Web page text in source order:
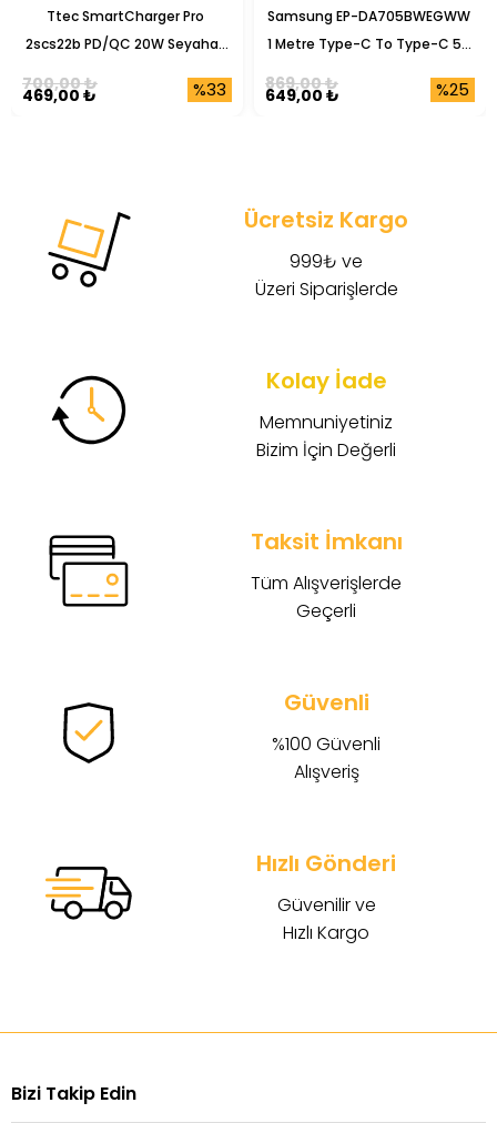
Ttec SmartCharger Pro
2scs22b PD/QC 20W Seyahat
%33
469,00 ₺
700,00 ₺
Samsung EP-DA705BWEGWW
1 Metre Type-C To Type-C 5A
%25
649,00 ₺
869,00 ₺
Ücretsiz Kargo
999₺ ve
Üzeri Siparişlerde
Kolay İade
Memnuniyetiniz
Bizim İçin Değerli
Taksit İmkanı
Tüm Alışverişlerde
Geçerli
Güvenli
%100 Güvenli
Alışveriş
Hızlı Gönderi
Güvenilir ve
Hızlı Kargo
Bizi Takip Edin